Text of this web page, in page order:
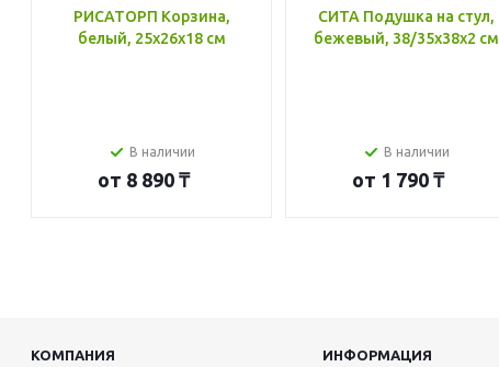
РИСАТОРП Корзина,
белый, 25x26x18 см
В наличии
от 8 890 ₸
СИТА Подушка на стул,
бежевый, 38/35x38x2 см
В наличии
от 1 790 ₸
КОМПАНИЯ ИНФОРМАЦИЯ